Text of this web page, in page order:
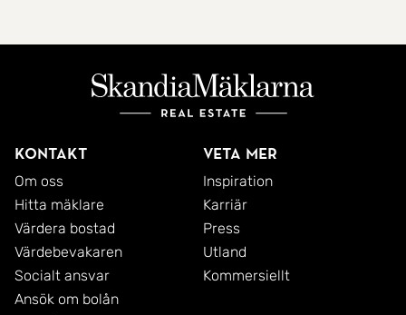
Kontakt
Om oss
Hitta mäklare
Värdera bostad
Värdebevakaren
Socialt ansvar
Ansök om bolån
Veta mer
Inspiration
Karriär
Press
Utland
Kommersiellt